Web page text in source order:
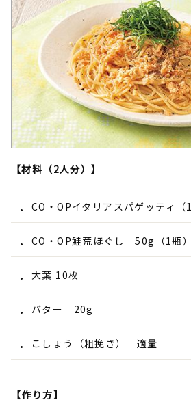
【材料（2人分）】
CO・OPイタリアスパゲッティ
CO・OP鮭荒ほぐし 50g（1瓶）
大葉 10枚
バター 20g
こしょう（粗挽き） 適量
【作り方】